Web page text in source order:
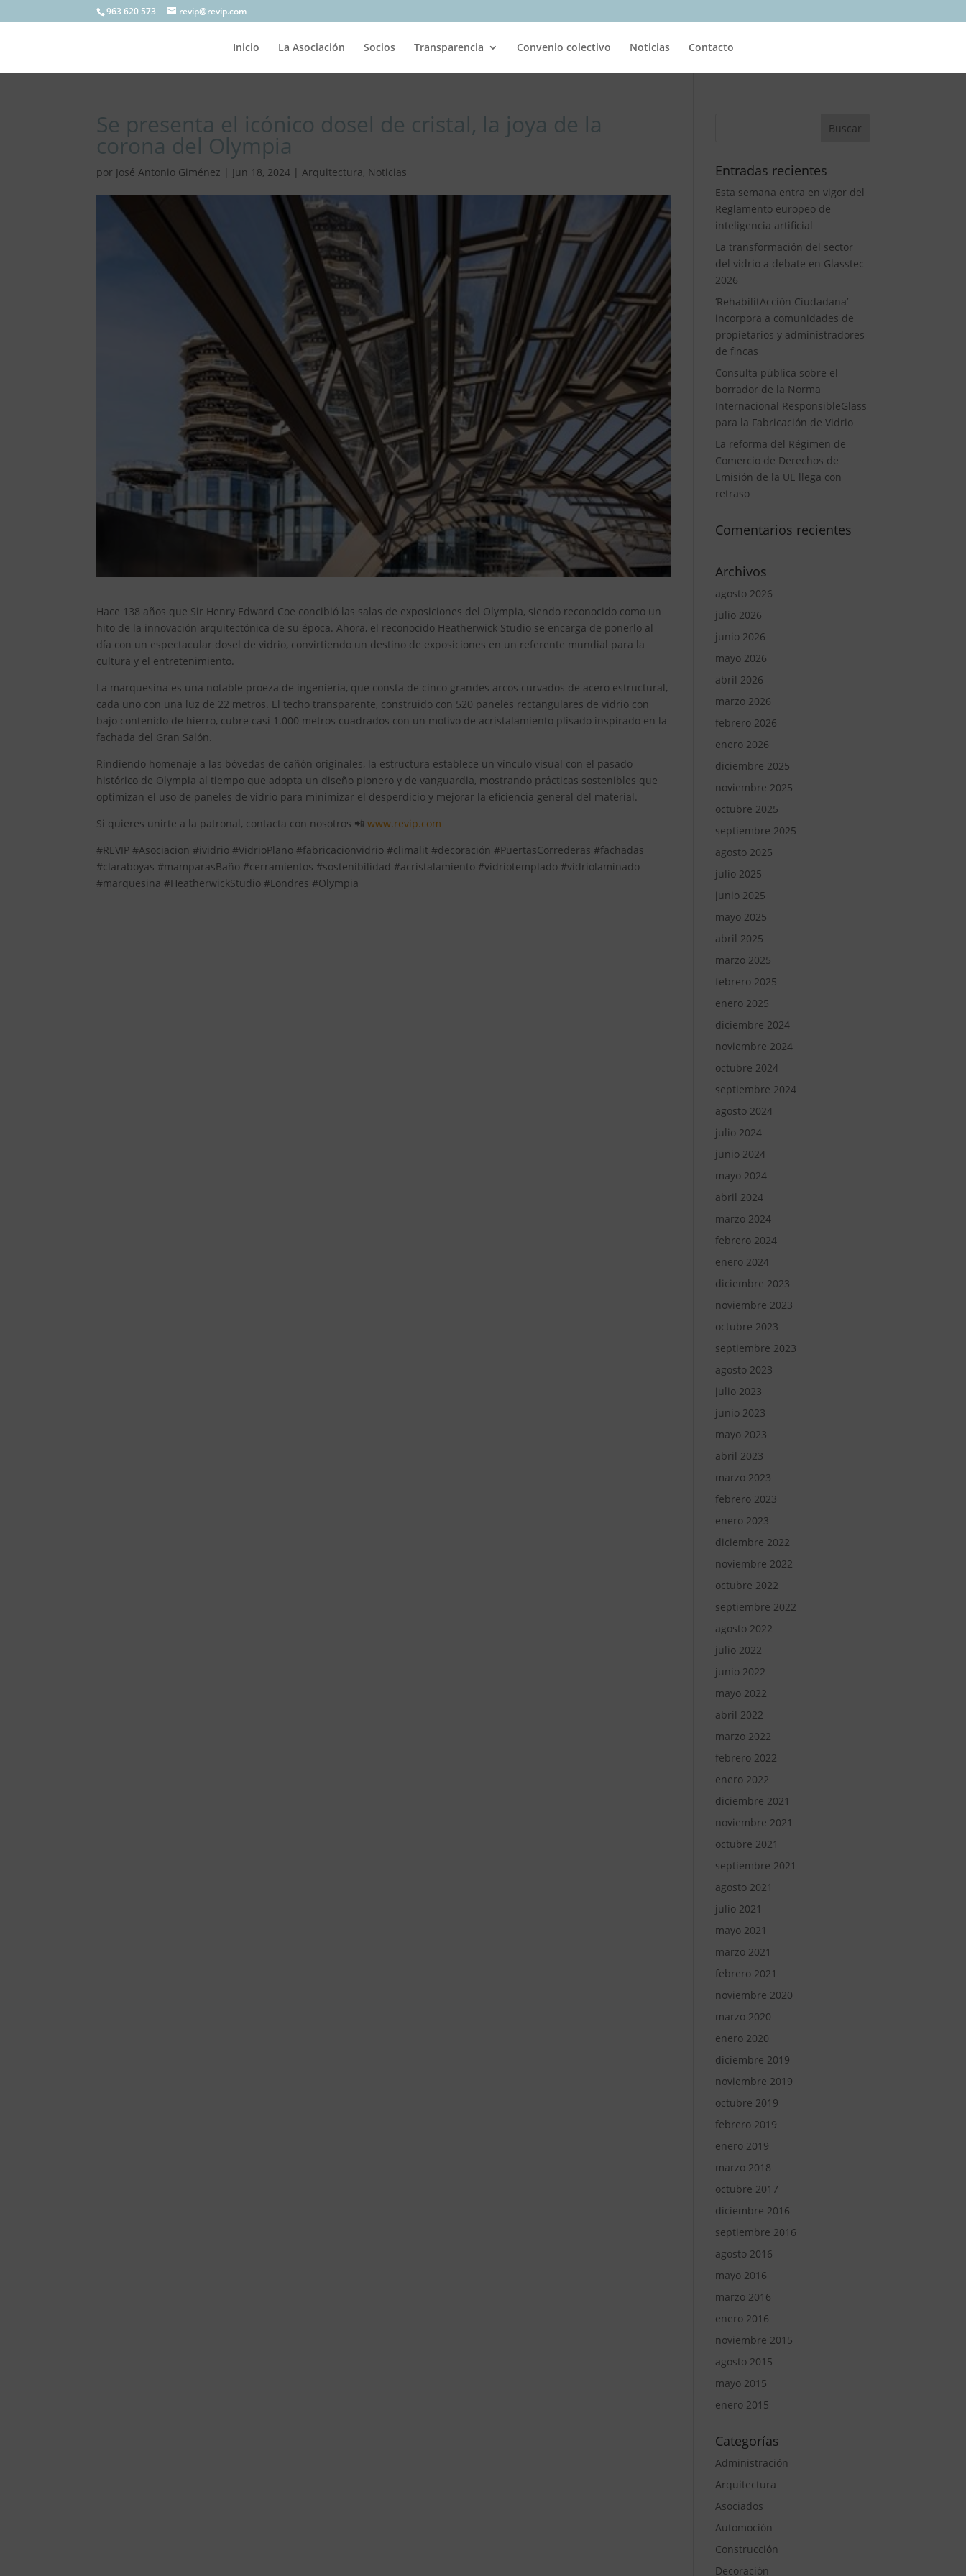
963 620 573 revip@revip.com
Inicio La Asociación Socios Transparencia Convenio colectivo Noticias Contacto
Se presenta el icónico dosel de cristal, la joya de la
corona del Olympia
por José Antonio Giménez | Jun 18, 2024 |Arquitectura, Noticias
Hace 138 años que Sir Henry Edward Coe concibió las salas de exposiciones del Olympia, siendo reconocido como un
hito de la innovación arquitectónica de su época. Ahora, el reconocido Heatherwick Studio se encarga de ponerlo al
día con un espectacular dosel de vidrio, convirtiendo un destino de exposiciones en un referente mundial para la
cultura y el entretenimiento.
La marquesina es una notable proeza de ingeniería, que consta de cinco grandes arcos curvados de acero estructural,
cada uno con una luz de 22 metros. El techo transparente, construido con 520 paneles rectangulares de vidrio con
bajo contenido de hierro, cubre casi 1.000 metros cuadrados con un motivo de acristalamiento plisado inspirado en la
fachada del Gran Salón.
Rindiendo homenaje a las bóvedas de cañón originales, la estructura establece un vínculo visual con el pasado
histórico de Olympia al tiempo que adopta un diseño pionero y de vanguardia, mostrando prácticas sostenibles que
optimizan el uso de paneles de vidrio para minimizar el desperdicio y mejorar la eficiencia general del material.
Si quieres unirte a la patronal, contacta con nosotros 📲www.revip.com
#REVIP #Asociacion #ividrio #VidrioPlano #fabricacionvidrio #climalit #decoración #PuertasCorrederas #fachadas
#claraboyas #mamparasBaño #cerramientos #sostenibilidad #acristalamiento #vidriotemplado #vidriolaminado
#marquesina #HeatherwickStudio #Londres #Olympia
Entradas recientes
Esta semana entra en vigor del
Reglamento europeo de
inteligencia artificial
La transformación del sector
del vidrio a debate en Glasstec
2026
‘RehabilitAcción Ciudadana’
incorpora a comunidades de
propietarios y administradores
de fincas
Consulta pública sobre el
borrador de la Norma
Internacional ResponsibleGlass
para la Fabricación de Vidrio
La reforma del Régimen de
Comercio de Derechos de
Emisión de la UE llega con
retraso
Comentarios recientes
Archivos
agosto 2026
julio 2026
junio 2026
mayo 2026
abril 2026
marzo 2026
febrero 2026
enero 2026
diciembre 2025
noviembre 2025
octubre 2025
septiembre 2025
agosto 2025
julio 2025
junio 2025
mayo 2025
abril 2025
marzo 2025
febrero 2025
enero 2025
diciembre 2024
noviembre 2024
octubre 2024
septiembre 2024
agosto 2024
julio 2024
junio 2024
mayo 2024
abril 2024
marzo 2024
febrero 2024
enero 2024
diciembre 2023
noviembre 2023
octubre 2023
septiembre 2023
agosto 2023
julio 2023
junio 2023
mayo 2023
abril 2023
marzo 2023
febrero 2023
enero 2023
diciembre 2022
noviembre 2022
octubre 2022
septiembre 2022
agosto 2022
julio 2022
junio 2022
mayo 2022
abril 2022
marzo 2022
febrero 2022
enero 2022
diciembre 2021
noviembre 2021
octubre 2021
septiembre 2021
agosto 2021
julio 2021
mayo 2021
marzo 2021
febrero 2021
noviembre 2020
marzo 2020
enero 2020
diciembre 2019
noviembre 2019
octubre 2019
febrero 2019
enero 2019
marzo 2018
octubre 2017
diciembre 2016
septiembre 2016
agosto 2016
mayo 2016
marzo 2016
enero 2016
noviembre 2015
agosto 2015
mayo 2015
enero 2015
Categorías
Administración
Arquitectura
Asociados
Automoción
Construcción
Decoración